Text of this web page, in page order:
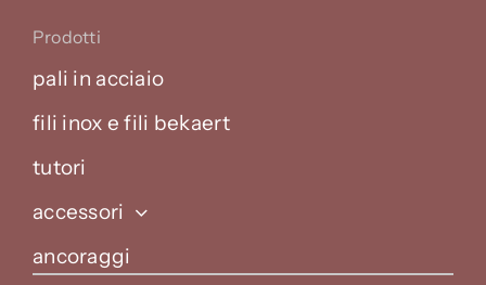
Prodotti
pali in acciaio
fili inox e fili bekaert
tutori
accessori
ancoraggi